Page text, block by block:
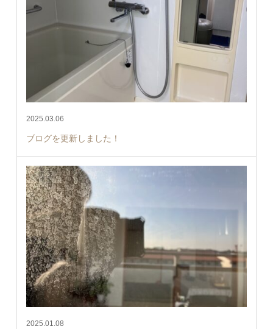
2025.03.06
ブログを更新しました！
2025.01.08